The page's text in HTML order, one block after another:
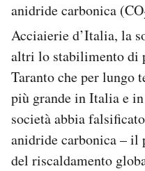
Regala il Post
Hai bisogno di aiuto?
Esci
anidride carbonica (CO
Acciaierie d’Italia, la
altri lo stabilimento di
Taranto che per lungo
più grande in Italia e
società abbia
anidride carbonica – il
del riscaldamento